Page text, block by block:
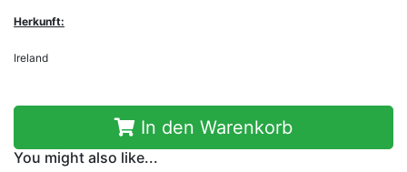
Herkunft:
Ireland
In den Warenkorb
You might also like...